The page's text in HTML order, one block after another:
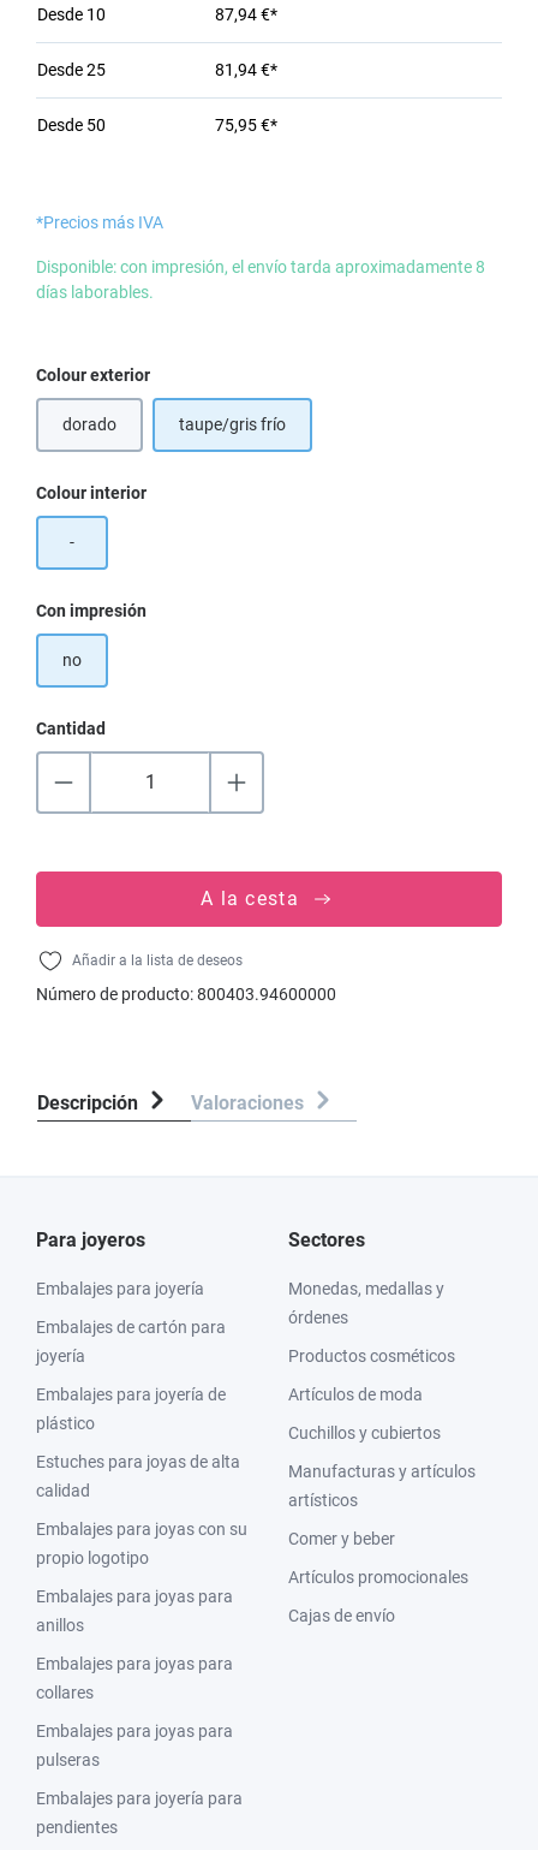
Desde 10 87,94 €*
Desde25 81,94 €*
Desde 50 75,95 €*
*Precios más IVA
Disponible: con impresión, el envío tarda aproximadamente 8
días laborables.
Seleccione
Colour exterior
dorado taupe/gris frío
Seleccione
Colour interior
-
Seleccione
Con impresión
no
Cantidad
A la cesta
Añadir a la lista de deseos
Número de producto:800403.94600000
Descripción Valoraciones
Para joyeros
Embalajes para joyería
Embalajes de cartón para
joyería
Embalajes para joyería de
plástico
Estuches para joyas de alta
calidad
Embalajes para joyas con su
propio logotipo
Embalajes para joyas para
anillos
Embalajes para joyas para
collares
Embalajes para joyas para
pulseras
Embalajes para joyería para
pendientes
Sectores
Monedas, medallas y
órdenes
Productos cosméticos
Artículos de moda
Cuchillos y cubiertos
Manufacturas y artículos
artísticos
Comer y beber
Artículos promocionales
Cajas de envío